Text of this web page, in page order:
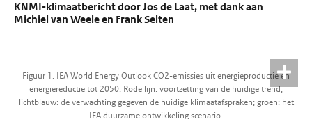
KNMI-klimaatbericht door Jos de Laat, met dank aan
Michiel van Weele en Frank Selten
Figuur 1. IEA World Energy Outlook CO2-emissies uit energieproductie en
energiereductie tot 2050. Rode lijn: voortzetting van de huidige trend;
lichtblauw: de verwachting gegeven de huidige klimaatafspraken; groen: het
IEA duurzame ontwikkeling scenario.